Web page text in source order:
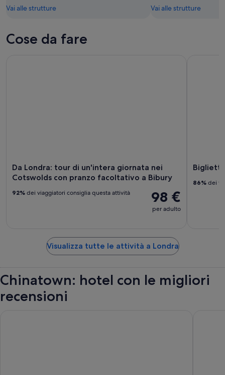
Vai alle strutture
Vai alle strutture
Cose da fare
Da Londra: tour di un'intera giornata nei
Cotswolds con pranzo facoltativo a Bibury
98 €
per adulto
92% dei viaggiatori consiglia questa attività
86% dei
Visualizza tutte le attività a Londra
Chinatown: hotel con le migliori
recensioni